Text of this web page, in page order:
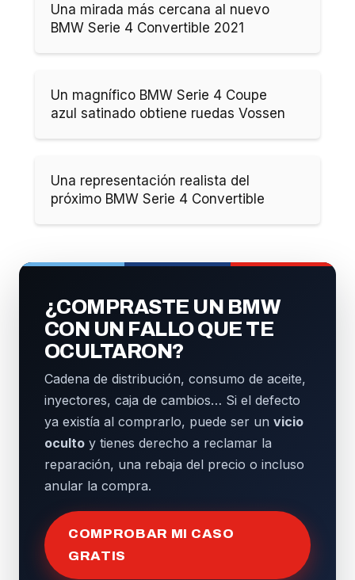
Una mirada más cercana al nuevo
BMW Serie 4 Convertible 2021
Un magnífico BMW Serie 4 Coupe
azul satinado obtiene ruedas Vossen
Una representación realista del
próximo BMW Serie 4 Convertible
¿COMPRASTE UN BMW
CON UN FALLO QUE TE
OCULTARON?
Cadena de distribución, consumo de aceite,
inyectores, caja de cambios… Si el defecto
ya existía al comprarlo, puede ser un vicio
oculto y tienes derecho a reclamar la
reparación, una rebaja del precio o incluso
anular la compra.
COMPROBAR MI CASO
GRATIS